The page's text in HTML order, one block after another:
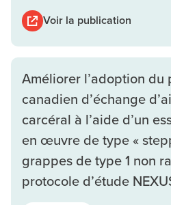
Voir la publication
Améliorer l’adoption du
canadien d’échange
carcéral à l’aide d’un
en œuvre de type «
grappes de type 1 non
protocole d’étude